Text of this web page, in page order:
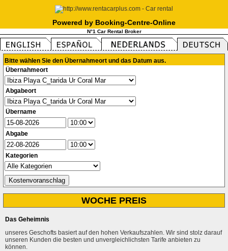
Powered by Booking-Centre-Online
N°1 Car Rental Broker
Bitte wählen Sie den Übernahmeort und das Datum aus.
Übernahmeort
Abgabeort
Übername
Abgabe
Kategorien
WOCHE PREIS
Das Geheimnis
unseres Geschofts basiert auf den hohen Verkaufszahlen. Wir sind stolz darauf
unseren Kunden die besten und unvergleichlichsten Tarife anbieten zu
können.